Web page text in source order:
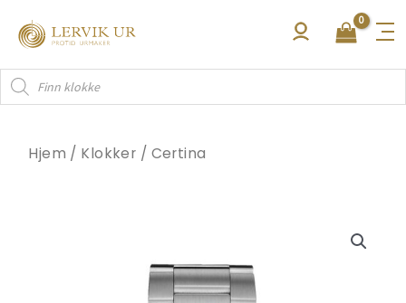
rett
innholdet
Products
search
Hjem / Klokker / Certina